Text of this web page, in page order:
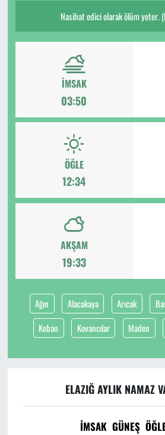
Nasihat edici olarak ölüm yeter.
İMSAK
03:50
ÖĞLE
12:34
AKŞAM
19:33
Ağın Alacakaya Arıcak
Keban
Kovancılar Maden
ELAZIĞ AYLIK NAMAZ
İMSAK GÜNEŞ